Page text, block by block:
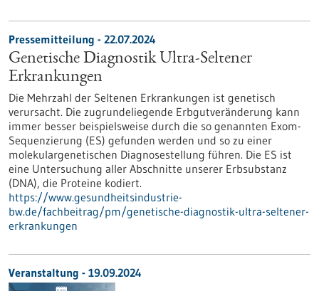
Pressemitteilung - 22.07.2024
Genetische Diagnostik Ultra-Seltener
Erkrankungen
Die Mehrzahl der Seltenen Erkrankungen ist genetisch
verursacht. Die zugrundeliegende Erbgutveränderung kann
immer besser beispielsweise durch die so genannten Exom-
Sequenzierung (ES) gefunden werden und so zu einer
molekulargenetischen Diagnosestellung führen. Die ES ist
eine Untersuchung aller Abschnitte unserer Erbsubstanz
(DNA), die Proteine kodiert.
https://www.gesundheitsindustrie-
bw.de/fachbeitrag/pm/genetische-diagnostik-ultra-seltener-
erkrankungen
Veranstaltung - 19.09.2024